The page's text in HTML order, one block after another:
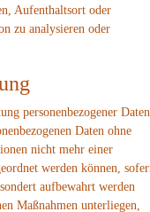
Aufenthaltsort oder
zu analysieren oder
personenbezogener Daten
Daten ohne
nicht mehr einer
werden können,
aufbewahrt werden
Maßnahmen unterliegen,